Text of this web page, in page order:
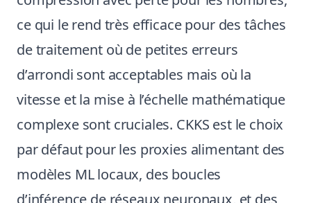
ce qui le rend très efficace pour des tâches
de traitement où de petites erreurs
d’arrondi sont acceptables mais où la
vitesse et la mise à l’échelle mathématique
complexe sont cruciales. CKKS est le choix
par défaut pour les proxies alimentant des
modèles ML locaux, des boucles
d’inférence de réseaux neuronaux, et des